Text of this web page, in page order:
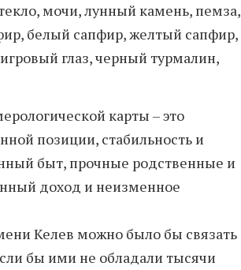
мочи, лунный камень, пемза,
белый сапфир, желтый сапфир,
глаз, черный турмалин,
карты – это
позиции, стабильность и
быт, прочные родственные и
доход и неизменное
Келев можно было бы связать
бы ими не обладали тысячи